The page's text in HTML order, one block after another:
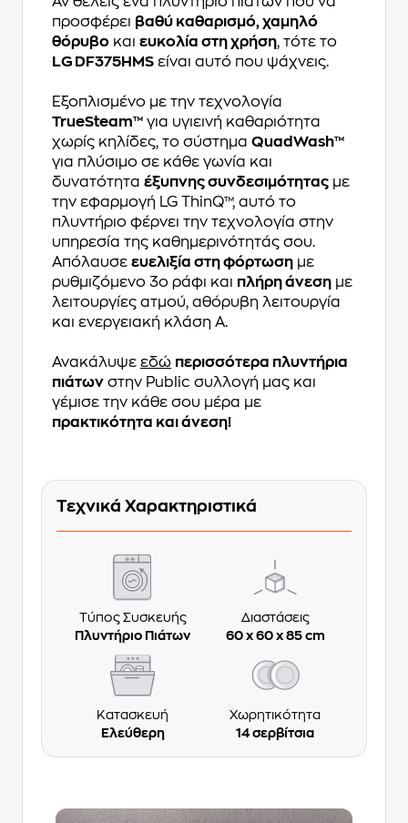
προσφέρει βαθύ καθαρισμό, χαμηλό
θόρυβο και ευκολία στη χρήση, τότε το
LG DF375HMS είναι αυτό που ψάχνεις.
Εξοπλισμένο με την τεχνολογία
TrueSteam™ για υγιεινή καθαριότητα
χωρίς κηλίδες, το σύστημα QuadWash™
για πλύσιμο σε κάθε γωνία και
δυνατότητα έξυπνης συνδεσιμότητας με
την εφαρμογή LG ThinQ™, αυτό το
πλυντήριο φέρνει την τεχνολογία στην
υπηρεσία της καθημερινότητάς σου.
Απόλαυσε ευελιξία στη φόρτωση με
ρυθμιζόμενο 3ο ράφι και πλήρη άνεση με
λειτουργίες ατμού, αθόρυβη λειτουργία
και ενεργειακή κλάση Α.
Ανακάλυψε εδώ περισσότερα πλυντήρια
πιάτων στην Public συλλογή μας και
γέμισε την κάθε σου μέρα με
πρακτικότητα και άνεση!
Τεχνικά Χαρακτηριστικά
Τύπος Συσκευής
Πλυντήριο Πιάτων
Διαστάσεις
60 x 60 x 85 cm
Κατασκευή
Ελεύθερη
Χωρητικότητα
14 σερβίτσια